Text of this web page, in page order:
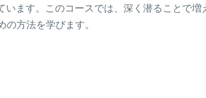
ます。このコースでは、深く潜ることで増
方法を学びます。